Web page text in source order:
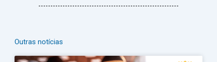
Outras notícias